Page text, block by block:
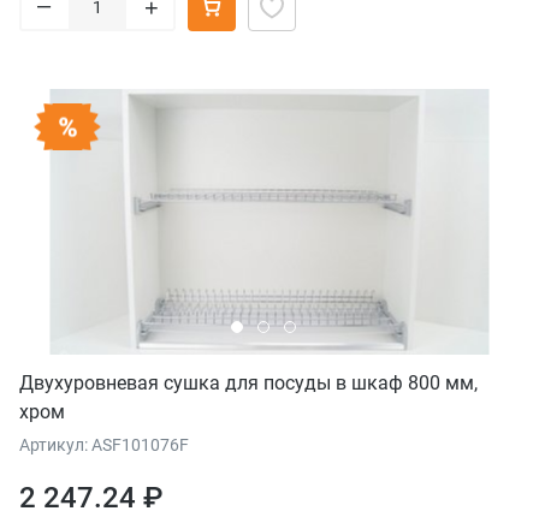
+
Двухуровневая сушка для посуды в шкаф 800 мм,
хром
Артикул: ASF101076F
2 247.24 ₽